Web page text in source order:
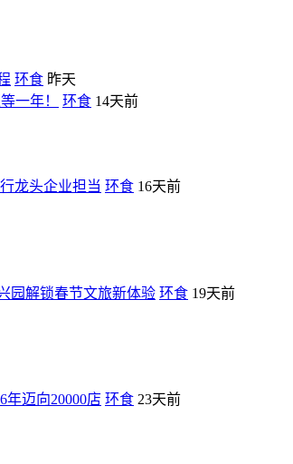
环食 昨天
一年！
环食 14天前
龙头企业担当 环食 16天前
园解锁春节文旅新体验 环食 19天前
年迈向20000店 环食 23天前